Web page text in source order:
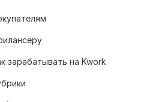
зарабатывать на Kwork